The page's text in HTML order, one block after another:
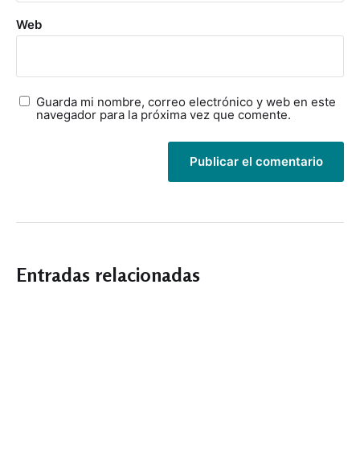
Web
Guarda mi nombre, correo electrónico y web en este
navegador para la próxima vez que comente.
Entradas relacionadas